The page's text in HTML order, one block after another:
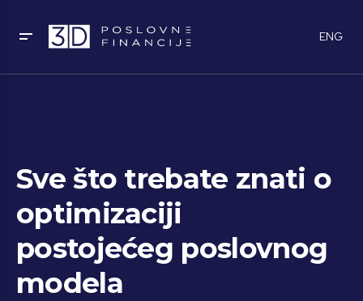
ENG
Sve što trebate znati o
optimizaciji
postojećeg poslovnog
modela